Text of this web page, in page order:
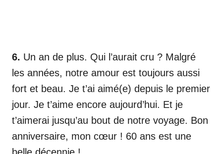
6. Un an de plus. Qui l’aurait cru ? Malgré
les années, notre amour est toujours aussi
fort et beau. Je t’ai aimé(e) depuis le premier
jour. Je t’aime encore aujourd’hui. Et je
t’aimerai jusqu’au bout de notre voyage. Bon
anniversaire, mon cœur ! 60 ans est une